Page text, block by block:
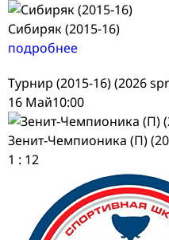
Сибиряк (2015-16)
подробнее
Турнир (2015-16) (2026
16 Май10:00
Зенит-Чемпионика (П)
1 : 12